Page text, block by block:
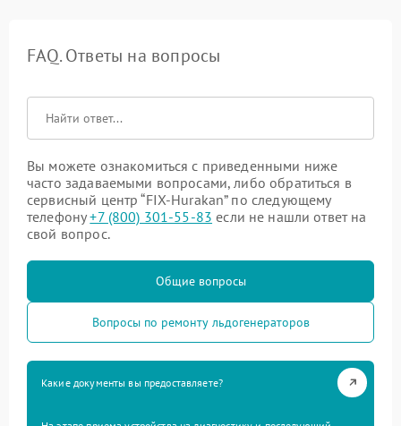
FAQ. Ответы на вопросы
Вы можете ознакомиться с приведенными ниже
часто задаваемыми вопросами, либо обратиться в
сервисный центр “FIX-Hurakan” по следующему
телефону+7 (800) 301-55-83 если не нашли ответ на
свой вопрос.
Общие вопросы
Вопросы по ремонту льдогенераторов
Какие документы вы предоставляете?